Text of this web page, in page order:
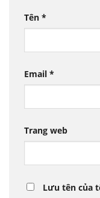
Tên *
Email *
Trang web
Lưu tên của